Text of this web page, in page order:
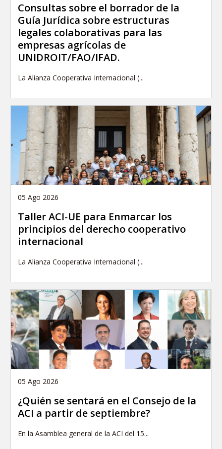
Consultas sobre el borrador de la
Guía Jurídica sobre estructuras
legales colaborativas para las
empresas agrícolas de
UNIDROIT/FAO/IFAD.
La Alianza Cooperativa Internacional (...
05 Ago 2026
Taller ACI-UE para Enmarcar los
principios del derecho cooperativo
internacional
La Alianza Cooperativa Internacional (...
05 Ago 2026
¿Quién se sentará en el Consejo de la
ACI a partir de septiembre?
En la Asamblea general de la ACI del 15...